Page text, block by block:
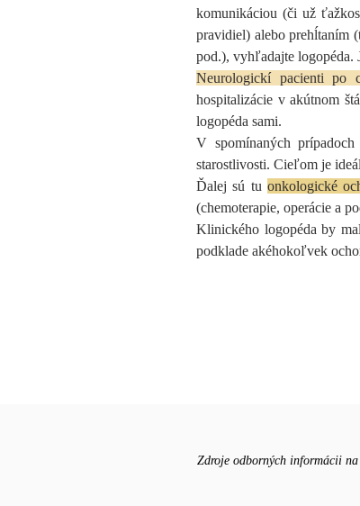
komunikáciou (či už
pravidiel) alebo prehĺtaním
pod.), vyhľadajte logopéda.
Neurologickí pacienti po
hospitalizácie v akútnom
logopéda sami.
V spomínaných prípadoch
starostlivosti. Cieľom je
Ďalej sú tu onkologické
(chemoterapie, operácie a
Klinického logopéda by
podklade akéhokoľvek
Zdroje odborných informácii na